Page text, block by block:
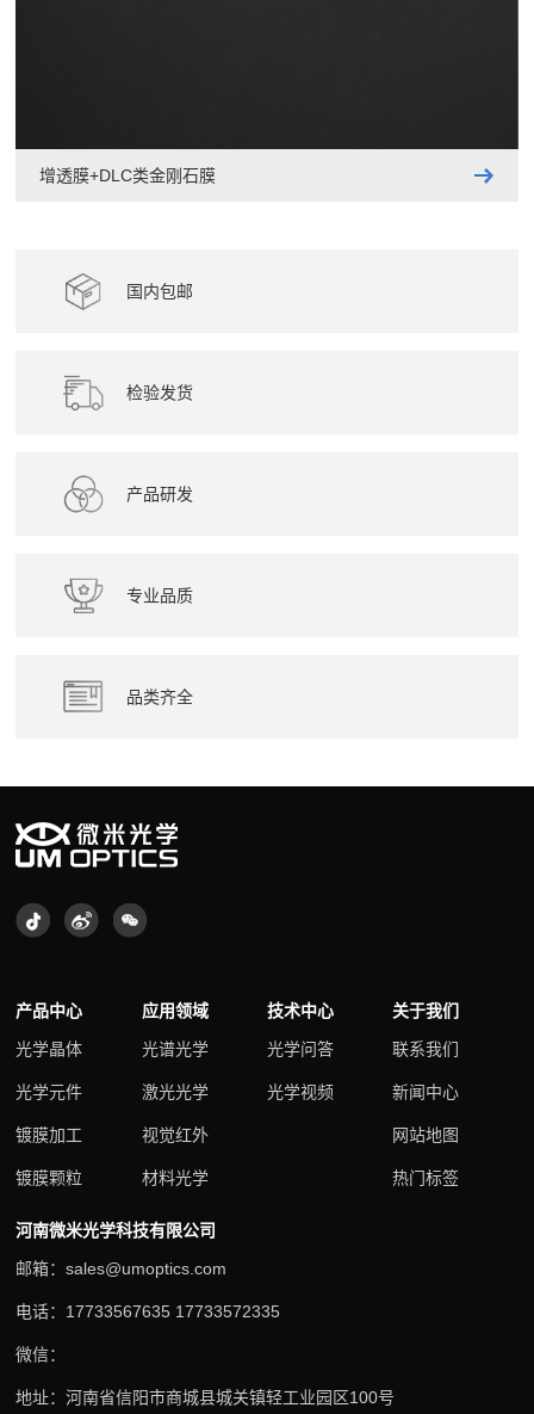
增透膜+DLC类金刚石膜
国内包邮
检验发货
产品研发
专业品质
品类齐全
产品中心
光学晶体
光学元件
镀膜加工
镀膜颗粒
应用领域
光谱光学
激光光学
视觉红外
材料光学
技术中心
光学问答
光学视频
关于我们
联系我们
新闻中心
网站地图
热门标签
河南微米光学科技有限公司
邮箱：sales@umoptics.com
电话：17733567635 17733572335
微信：
地址：河南省信阳市商城县城关镇轻工业园区100号